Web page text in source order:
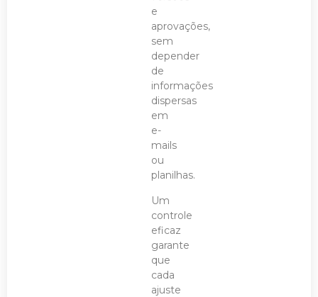
e
aprovações,
sem
depender
de
informações
dispersas
em
e-
mails
ou
planilhas.
Um
controle
eficaz
garante
que
cada
ajuste